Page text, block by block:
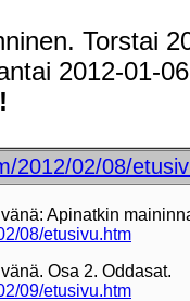
Torstai
2012-01-
2012/02/08/
Apinatkin
08/etusivu.htm
Osa 2. Oddasat.
09/etusivu.htm